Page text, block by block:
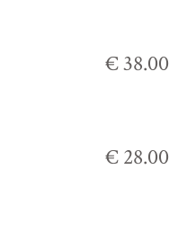
€ 38.00
€ 28.00